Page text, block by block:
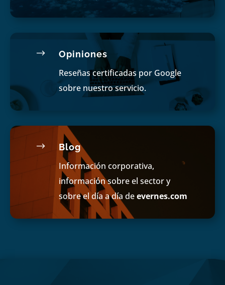
$ Opiniones
Reseñas certificadas por Google
sobre nuestro servicio.
$ Blog
Información corporativa,
información sobre el sector y
sobre el día a día deevernes.com